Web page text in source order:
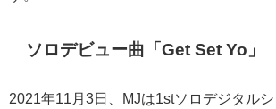
ソロデビュー曲「Get Set Yo 」
2021 年11 月 3日、 MJは1stソロデジタル